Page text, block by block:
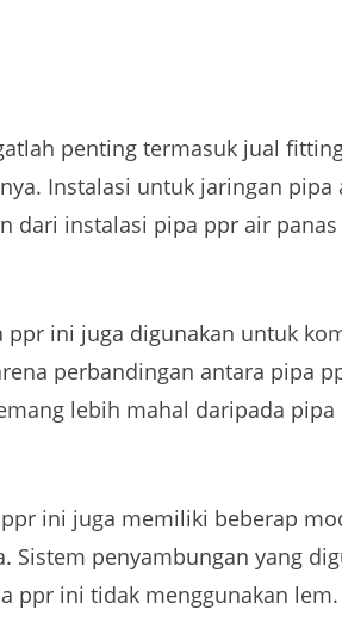
penting termasuk jual
Instalasi untuk jaringan
dari instalasi pipa ppr air
ini juga digunakan untuk
perbandingan antara pipa
lebih mahal daripada
ini juga memiliki beberap
Sistem penyambungan yang
ppr ini tidak menggunakan